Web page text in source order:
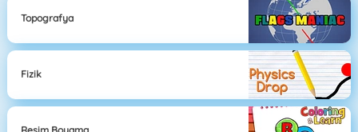
Topografya
Fizik